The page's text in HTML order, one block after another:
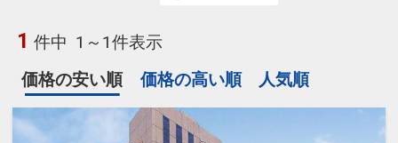
1 件中 1～1件表示
価格の安い順
価格の高い順 人気順